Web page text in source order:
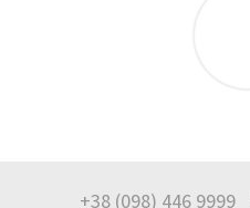
+38 (098) 446 9999